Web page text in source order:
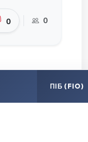
0 0
ПІБ (FIO)